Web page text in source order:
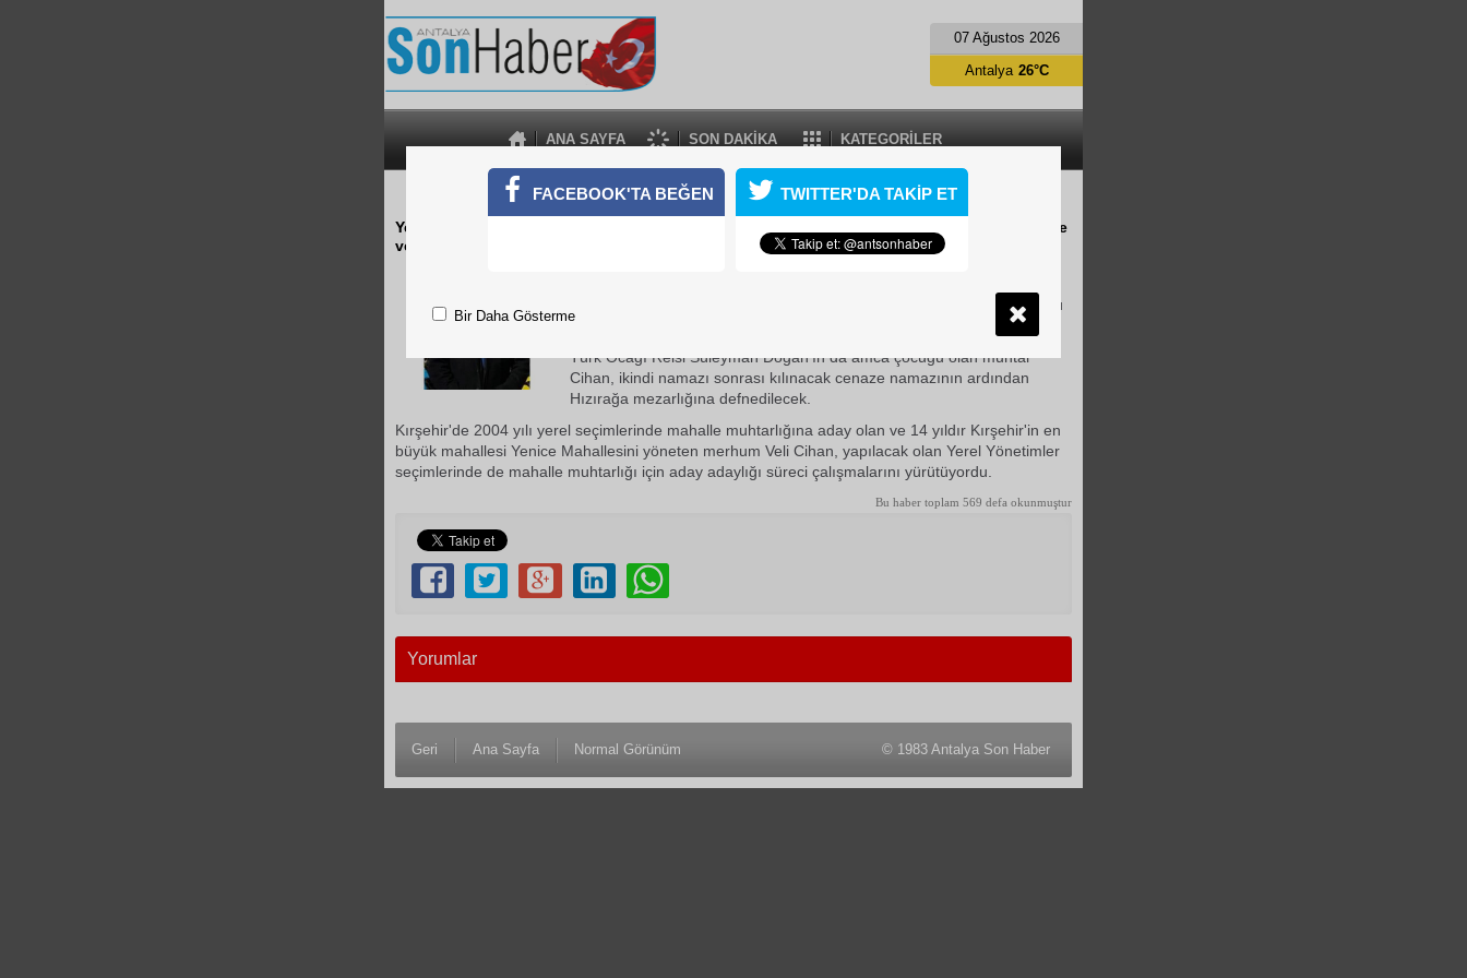
07 Ağustos 2026
ANA SAYFA SON DAKİKA KATEGORİLER
Antalya 26°C
YENİCE MAHALLESİ MUHTARI VELİ CİHAN VEFAT ETTİ
Yenice Mahallesi muhtarı Veli Cihan, evinde geçirdiği rahatsızlık sonucu sabah saatlerinde
vefat etti.
Yenice Mahallesi muhtarı Veli Cihan, evinde geçirdiği rahatsızlık sonucu
sabah saatlerinde vefat etti.
Türk Ocağı Reisi Süleyman Doğan'ın da amca çocuğu olan muhtar
Cihan, ikindi namazı sonrası kılınacak cenaze namazının ardından
Hızırağa mezarlığına defnedilecek.
Kırşehir'de 2004 yılı yerel seçimlerinde mahalle muhtarlığına aday olan ve 14 yıldır Kırşehir'in en
büyük mahallesi Yenice Mahallesini yöneten merhum Veli Cihan, yapılacak olan Yerel Yönetimler
seçimlerinde de mahalle muhtarlığı için aday adaylığı süreci çalışmalarını yürütüyordu.
Bu haber toplam 569 defa okunmuştur
Yorumlar
Geri Ana Sayfa Normal Görünüm © 1983 Antalya Son Haber
FACEBOOK'TA BEĞEN TWITTER'DA TAKİP ET
Bir Daha Gösterme